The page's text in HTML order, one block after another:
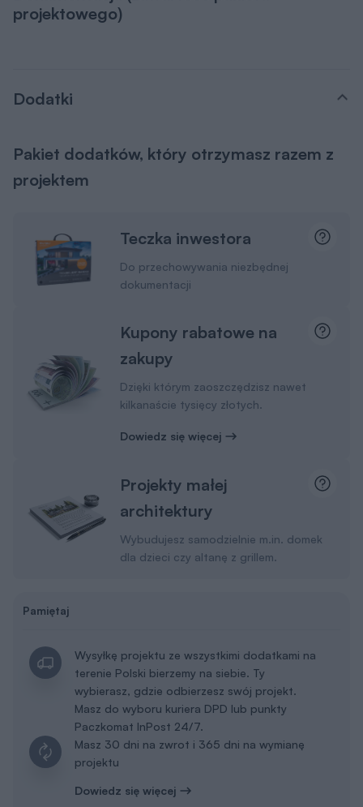
projektowego)
Dodatki
Pakiet dodatków, który otrzymasz razem z
projektem
Teczka inwestora
Do przechowywania niezbędnej
dokumentacji
Kupony rabatowe na
zakupy
Dzięki którym zaoszczędzisz nawet
kilkanaście tysięcy złotych.
Dowiedz się więcej
Projekty małej
architektury
Wybudujesz samodzielnie m.in. domek
dla dzieci czy altanę z grillem.
Pamiętaj
Wysyłkę projektu ze wszystkimi dodatkami na
terenie Polski bierzemy na siebie. Ty
wybierasz, gdzie odbierzesz swój projekt.
Masz do wyboru kuriera DPD lub punkty
Paczkomat InPost 24/7.
Masz 30 dni na zwrot i 365 dni na wymianę
projektu
Dowiedz się więcej